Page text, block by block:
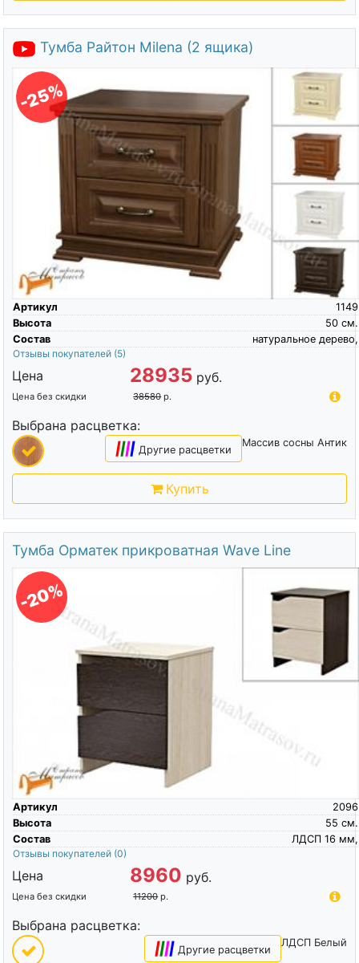
Тумба Райтон Milena (2 ящика)
-25%
Артикул
1149
Высота
см.
50
Состав
натуральное дерево,
Отзывы покупателей (5)
Цена 28935 руб.
Цена без скидки 38580 р.
Выбрана расцветка:
Массив сосны Антик
|||| Другие расцветки
Купить
Тумба Орматек прикроватная Wave Line
-20%
Артикул
2096
Высота
см.
55
Состав
ЛДСП 16 мм,
Отзывы покупателей (0)
Цена 8960 руб.
Цена без скидки 11200 р.
Выбрана расцветка:
ЛДСП Белый
|||| Другие расцветки